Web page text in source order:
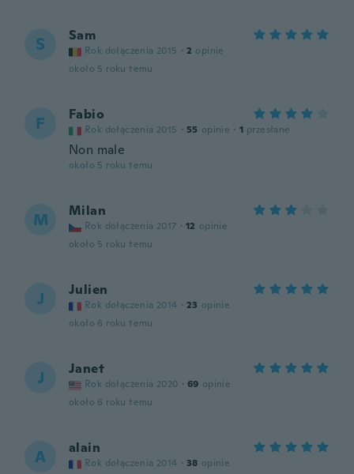
S Sam
Rok dołączenia 2015 · 2 opinie
około 5 roku temu
F Fabio
Rok dołączenia 2015 · 55 opinie · 1 przesłane
Non male
około 5 roku temu
M Milan
Rok dołączenia 2017 · 12 opinie
około 5 roku temu
J Julien
Rok dołączenia 2014 · 23 opinie
około 6 roku temu
J Janet
Rok dołączenia 2020 · 69 opinie
około 6 roku temu
A alain
Rok dołączenia 2014 · 38 opinie